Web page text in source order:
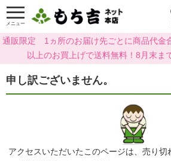
メニュー
通販限定 1ヵ所のお届け先ごとに商品代金
以上のお買上げで送料無料！8月末
申し訳ございません。
アクセスいただいたこのページは、売り